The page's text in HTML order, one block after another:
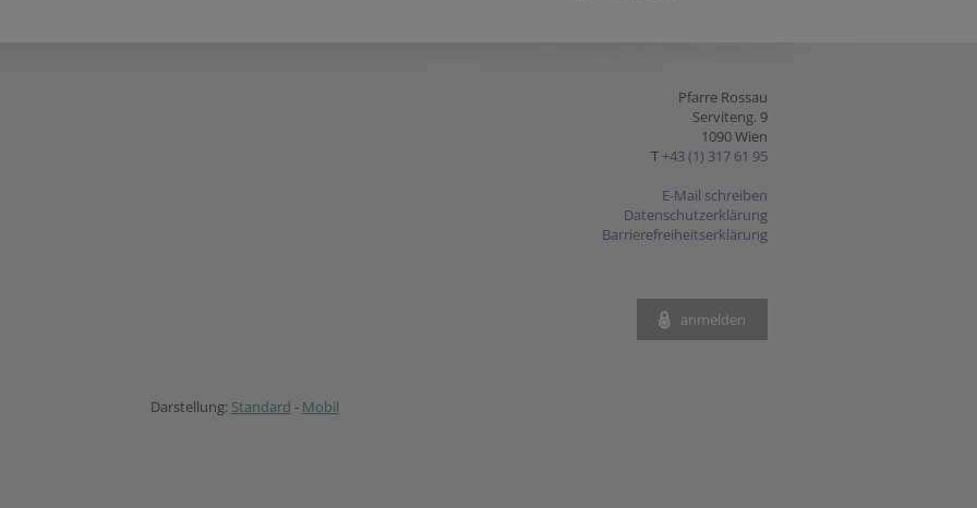
Pfarre Rossau
Serviteng. 9
1090 Wien
T +43 (1) 317 61 95
E-Mail schreiben
Datenschutzerklärung
Barrierefreiheitserklärung
anmelden
Darstellung: Standard - Mobil